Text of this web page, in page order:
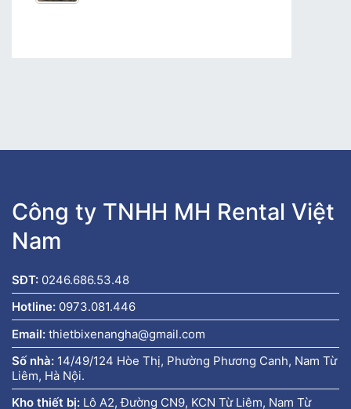
Công ty TNHH MH Rental Việt
Nam
SĐT: 0246.686.53.48
Hotline: 0973.081.446
Email: thietbixenangha@gmail.com
Số nhà: 14/49/124 Hòe Thị, Phường Phương Canh, Nam Từ
Liêm, Hà Nội.
Kho thiết bị: Lô A2, Đường CN9, KCN Từ Liêm, Nam Từ